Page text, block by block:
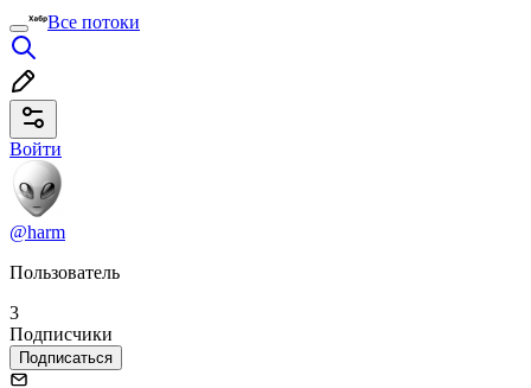
Все потоки
Войти
@harm
Пользователь
3
Подписчики
Подписаться